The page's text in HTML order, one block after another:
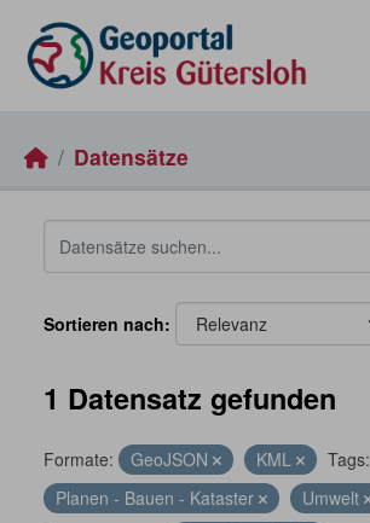
Datensätze
Sortieren nach
1 Datensatz gefunden
Formate: GeoJSON KML
Tags:
Planen - Bauen - Kataster
Umwelt